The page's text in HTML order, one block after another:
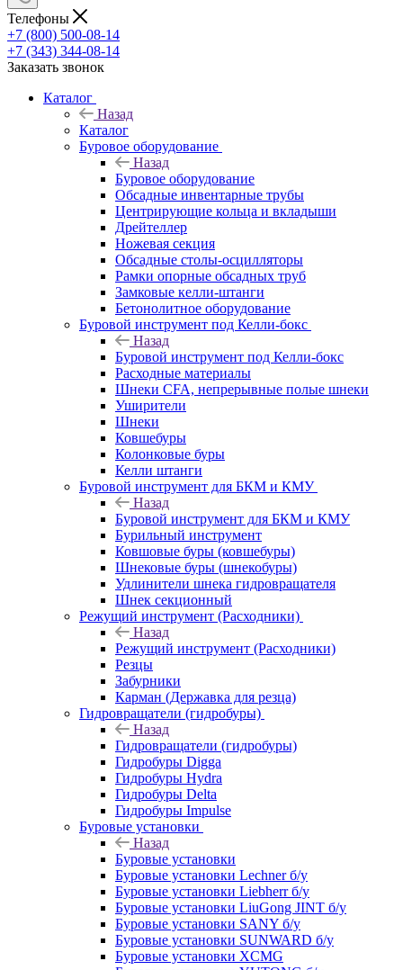
Телефоны
+7 (800) 500-08-14
+7 (343) 344-08-14
Заказать звонок
Каталог
Назад
Каталог
Буровое оборудование
Назад
Буровое оборудование
Обсадные инвентарные трубы
Центрирующие кольца и вкладыши
Дрейтеллер
Ножевая секция
Обсадные столы-осцилляторы
Рамки опорные обсадных труб
Замковые келли-штанги
Бетонолитное оборудование
Буровой инструмент под Келли-бокс
Назад
Буровой инструмент под Келли-бокс
Расходные материалы
Шнеки CFA, непрерывные полые шнеки
Уширители
Шнеки
Ковшебуры
Колонковые буры
Келли штанги
Буровой инструмент для БКМ и КМУ
Назад
Буровой инструмент для БКМ и КМУ
Бурильный инструмент
Ковшовые буры (ковшебуры)
Шнековые буры (шнекобуры)
Удлинители шнека гидровращателя
Шнек секционный
Режущий инструмент (Расходники)
Назад
Режущий инструмент (Расходники)
Резцы
Забурники
Карман (Державка для резца)
Гидровращатели (гидробуры)
Назад
Гидровращатели (гидробуры)
Гидробуры Digga
Гидробуры Hydra
Гидробуры Delta
Гидробуры Impulse
Буровые установки
Назад
Буровые установки
Буровые установки Lechner б/у
Буровые установки Liebherr б/у
Буровые установки LiuGong JINT б/у
Буровые установки SANY б/у
Буровые установки SUNWARD б/у
Буровые установки XCMG